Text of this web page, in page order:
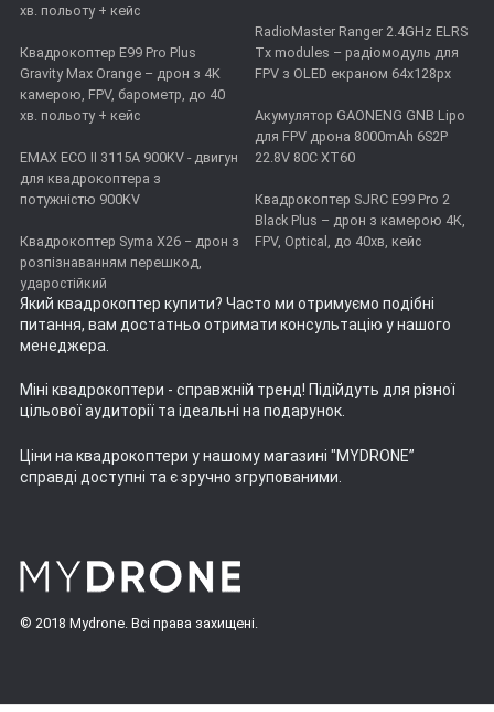
хв. польоту + кейс
Квадрокоптер E99 Pro Plus
Gravity Max Orange – дрон з 4K
камерою, FPV, барометр, до 40
хв. польоту + кейс
EMAX ECO II 3115А 900KV - двигун
для квадрокоптера з
потужністю 900KV
Квадрокоптер Syma X26 − дрон з
розпізнаванням перешкод,
ударостійкий
RadioMaster Ranger 2.4GHz ELRS
Tx modules – радіомодуль для
FPV з OLED екраном 64x128px
Акумулятор GAONENG GNB Lipo
для FPV дрона 8000mAh 6S2P
22.8V 80C XT60
Квадрокоптер SJRC E99 Pro 2
Black Plus – дрон з камерою 4K,
FPV, Optical, до 40хв, кейс
Який квадрокоптер купити? Часто ми отримуємо подібні
питання, вам достатньо отримати консультацію у нашого
менеджера.
Міні квадрокоптери - справжній тренд! Підійдуть для різної
цільової аудиторії та ідеальні на подарунок.
Ціни на квадрокоптери у нашому магазині "MYDRONE”
справді доступні та є зручно згрупованими.
© 2018 Mydrone. Всі права захищені.